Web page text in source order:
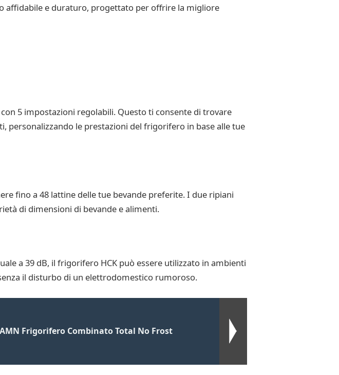
affidabile e duraturo, progettato per offrire la migliore
5 impostazioni regolabili. Questo ti consente di trovare
personalizzando le prestazioni del frigorifero in base alle tue
fino a 48 lattine delle tue bevande preferite. I due ripiani
di dimensioni di bevande e alimenti.
a 39 dB, il frigorifero HCK può essere utilizzato in ambienti
il disturbo di un elettrodomestico rumoroso.
Frigorifero Combinato Total No Frost